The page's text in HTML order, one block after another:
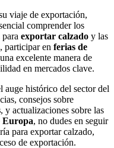
viaje de exportación,
comprender los
exportar calzado y las
participar en ferias de
excelente manera de
en mercados clave.
auge histórico del sector del
consejos sobre
, y actualizaciones sobre las
Europa, no dudes en seguir
para exportar calzado,
de exportación.